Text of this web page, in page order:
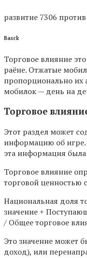
развитие 7306
Basck
Торговое влияние
раёне. Отжатые
пропорционально их
мобилок — день на
Торговое
Этот раздел может
информацию об игре.
эта информация была
Торговое влияние
торговой ценностью
Национальная доля
значение +
/ Общее торговое
Это значение может
доход), или